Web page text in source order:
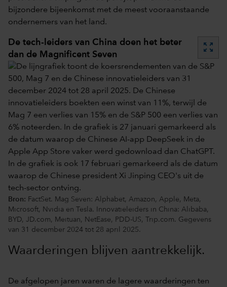
bijzondere bijeenkomst met de meest vooraanstaande
ondernemers van het land.
De tech-leiders van China doen het beter
dan de Magnificent Seven
zoom_out_map
Bron: FactSet. Mag Seven: Alphabet, Amazon, Apple, Meta,
Microsoft, Nvidia en Tesla. Innovatieleiders in China: Alibaba,
BYD, JD.com, Meituan, NetEase, PDD-US, Trip.com. Gegevens
van 31 december 2024 tot 28 april 2025.
Waarderingen blijven aantrekkelijk.
De afgelopen jaren waren de lagere waarderingen ten